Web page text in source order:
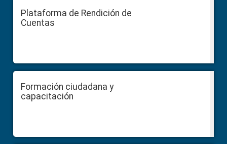
Plataforma de Rendición de
Cuentas
Formación ciudadana y
capacitación